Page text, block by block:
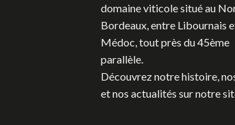
domaine viticole situé au
Bordeaux, entre Libournais
Médoc, tout près du 45ème
parallèle.
Découvrez notre histoire,
et nos actualités sur notre